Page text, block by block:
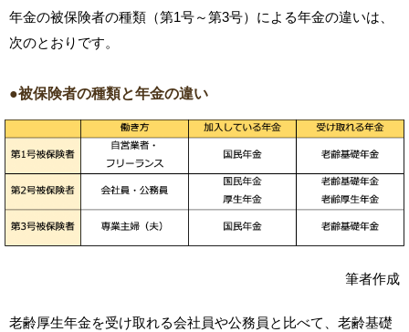
年金の被保険者の種類（第1号～第3号）による年金の違いは、
次のとおりです。
●被保険者の種類と年金の違い
筆者作成
老齢厚生年金を受け取れる会社員や公務員と比べて、老齢基礎